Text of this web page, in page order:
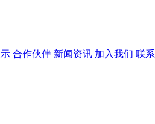
合作伙伴 新闻资讯 加入我们 联